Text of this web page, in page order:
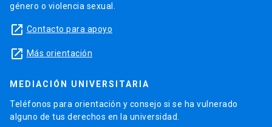
género o violencia sexual.
launch Contacto para apoyo
launch Más orientación
MEDIACIÓN UNIVERSITARIA
Teléfonos para orientación y consejo si se ha vulnerado
alguno de tus derechos en la universidad.